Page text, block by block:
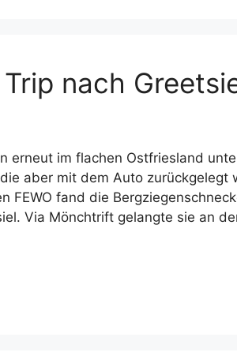
nach
erneut im flachen Ostfriesland
aber mit dem Auto zurückgelegt
FEWO fand die
Via Mönchtrift gelangte sie an